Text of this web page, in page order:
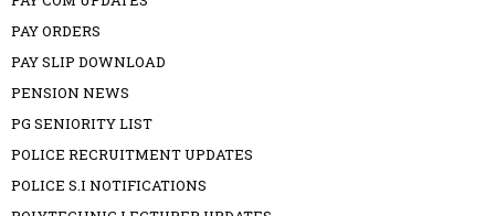
PAY ORDERS
PAY SLIP DOWNLOAD
PENSION NEWS
PG SENIORITY LIST
POLICE RECRUITMENT UPDATES
POLICE S.I NOTIFICATIONS